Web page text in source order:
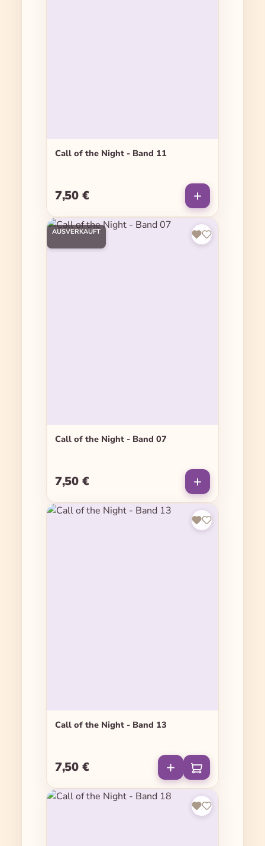
Call of the Night - Band 11
Regulärer Preis:
7,50 €
AUSVERKAUFT
Call of the Night - Band 07
Regulärer Preis:
7,50 €
Call of the Night - Band 13
Regulärer Preis:
7,50 €